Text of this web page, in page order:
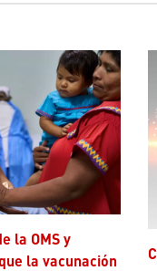
la vacunación